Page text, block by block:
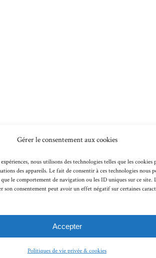
Gérer le consentement aux cookies
nous utilisons des technologies telles que les cookies
des appareils. Le fait de consentir à ces technologies nous
le comportement de navigation ou les ID uniques sur ce site.
son consentement peut avoir un effet négatif sur certaines
Accepter
Politiques de vie privée & cookies